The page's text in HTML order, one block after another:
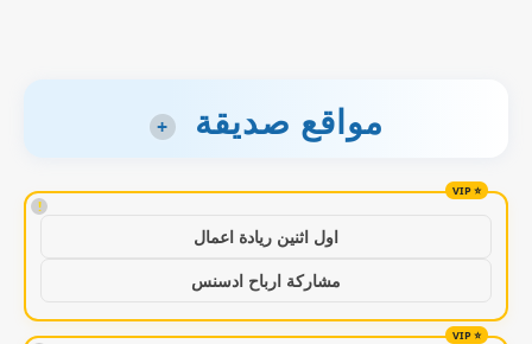
مواقع صديقة +
!
اول اثنين ريادة اعمال
مشاركة ارباح ادسنس